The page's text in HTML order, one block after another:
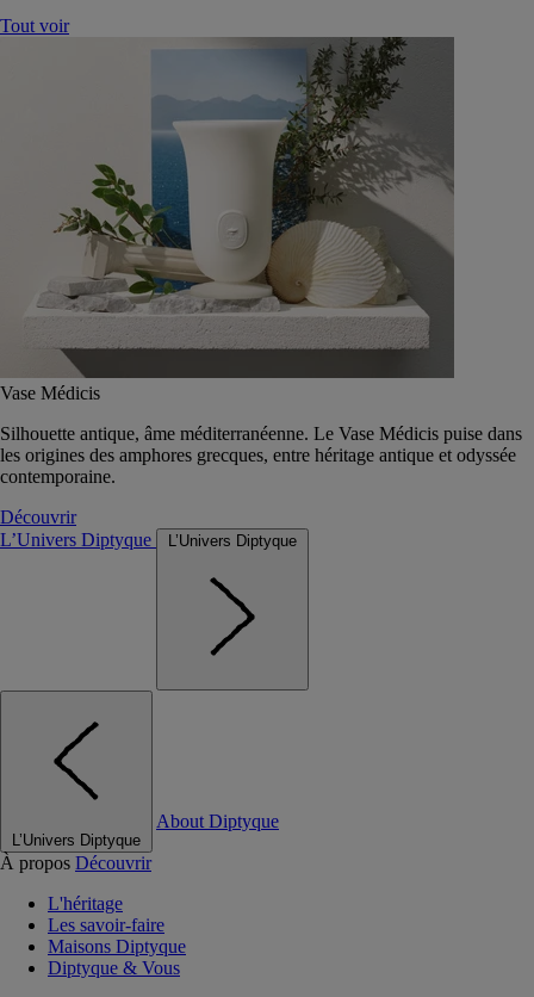
Tout voir
Vase Médicis
Silhouette antique, âme méditerranéenne. Le Vase Médicis puise dans
les origines des amphores grecques, entre héritage antique et odyssée
contemporaine.
Découvrir
L’Univers Diptyque
L’Univers Diptyque
L’Univers Diptyque
About Diptyque
À propos Découvrir
L'héritage
Les savoir-faire
Maisons Diptyque
Diptyque & Vous